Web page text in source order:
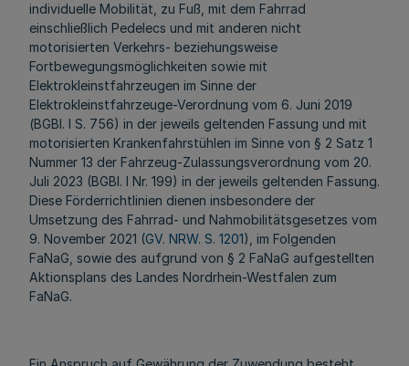
individuelle Mobilität, zu Fuß, mit dem Fahrrad
einschließlich Pedelecs und mit anderen nicht
motorisierten Verkehrs- beziehungsweise
Fortbewegungsmöglichkeiten sowie mit
Elektrokleinstfahrzeugen im Sinne der
Elektrokleinstfahrzeuge-Verordnung vom 6. Juni 2019
(BGBl. I S. 756) in der jeweils geltenden Fassung und mit
motorisierten Krankenfahrstühlen im Sinne von § 2 Satz 1
Nummer 13 der Fahrzeug-Zulassungsverordnung vom 20.
Juli 2023 (BGBl. I Nr. 199) in der jeweils geltenden Fassung.
Diese Förderrichtlinien dienen insbesondere der
Umsetzung des Fahrrad- und Nahmobilitätsgesetzes vom
9. November 2021 (GV. NRW. S. 1201), im Folgenden
FaNaG, sowie des aufgrund von § 2 FaNaG aufgestellten
Aktionsplans des Landes Nordrhein-Westfalen zum
FaNaG.